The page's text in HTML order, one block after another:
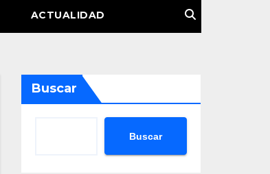
ACTUALIDAD
Buscar
Buscar